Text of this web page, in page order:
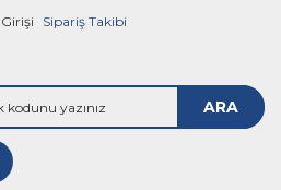
Sipariş Takibi
ARA